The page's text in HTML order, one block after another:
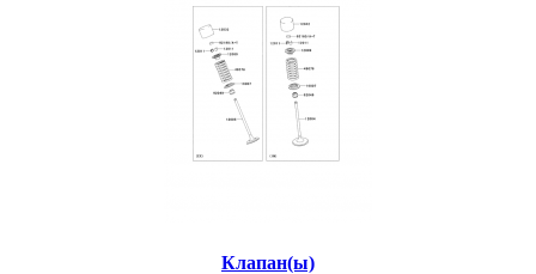
Клапан(ы)